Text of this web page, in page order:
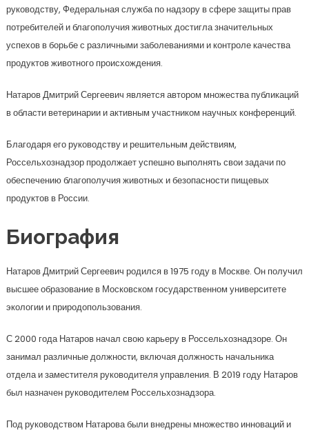
руководству, Федеральная служба по надзору в сфере защиты прав
потребителей и благополучия животных достигла значительных
успехов в борьбе с различными заболеваниями и контроле качества
продуктов животного происхождения.
Натаров Дмитрий Сергеевич является автором множества публикаций
в области ветеринарии и активным участником научных конференций.
Благодаря его руководству и решительным действиям,
Россельхознадзор продолжает успешно выполнять свои задачи по
обеспечению благополучия животных и безопасности пищевых
продуктов в России.
Биография
Натаров Дмитрий Сергеевич родился в 1975 году в Москве. Он получил
высшее образование в Московском государственном университете
экологии и природопользования.
С 2000 года Натаров начал свою карьеру в Россельхознадзоре. Он
занимал различные должности, включая должность начальника
отдела и заместителя руководителя управления. В 2019 году Натаров
был назначен руководителем Россельхознадзора.
Под руководством Натарова были внедрены множество инноваций и